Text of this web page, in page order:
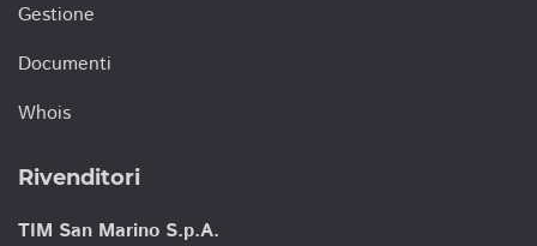
Gestione
Documenti
Whois
Rivenditori
TIM San Marino S.p.A.